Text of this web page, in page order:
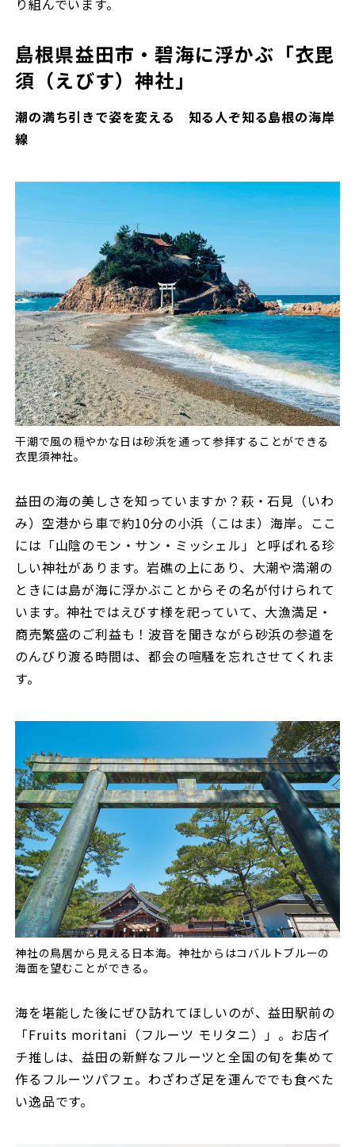
り組んでいます。
島根県益田市・碧海に浮かぶ「衣毘
須（えびす）神社」
潮の満ち引きで姿を変える 知る人ぞ知る島根の海岸
線
干潮で風の穏やかな日は砂浜を通って参拝することができる
衣毘須神社。
益田の海の美しさを知っていますか？萩・石見（いわ
み）空港から車で約10分の小浜（こはま）海岸。ここ
には「山陰のモン・サン・ミッシェル」と呼ばれる珍
しい神社があります。岩礁の上にあり、大潮や満潮の
ときには島が海に浮かぶことからその名が付けられて
います。神社ではえびす様を祀っていて、大漁満足・
商売繁盛のご利益も！波音を聞きながら砂浜の参道を
のんびり渡る時間は、都会の喧騒を忘れさせてくれま
す。
神社の鳥居から見える日本海。神社からはコバルトブルーの
海面を望むことができる。
海を堪能した後にぜひ訪れてほしいのが、益田駅前の
「Fruits moritani（フルーツ モリタニ）」。お店イ
チ推しは、益田の新鮮なフルーツと全国の旬を集めて
作るフルーツパフェ。わざわざ足を運んででも食べた
い逸品です。